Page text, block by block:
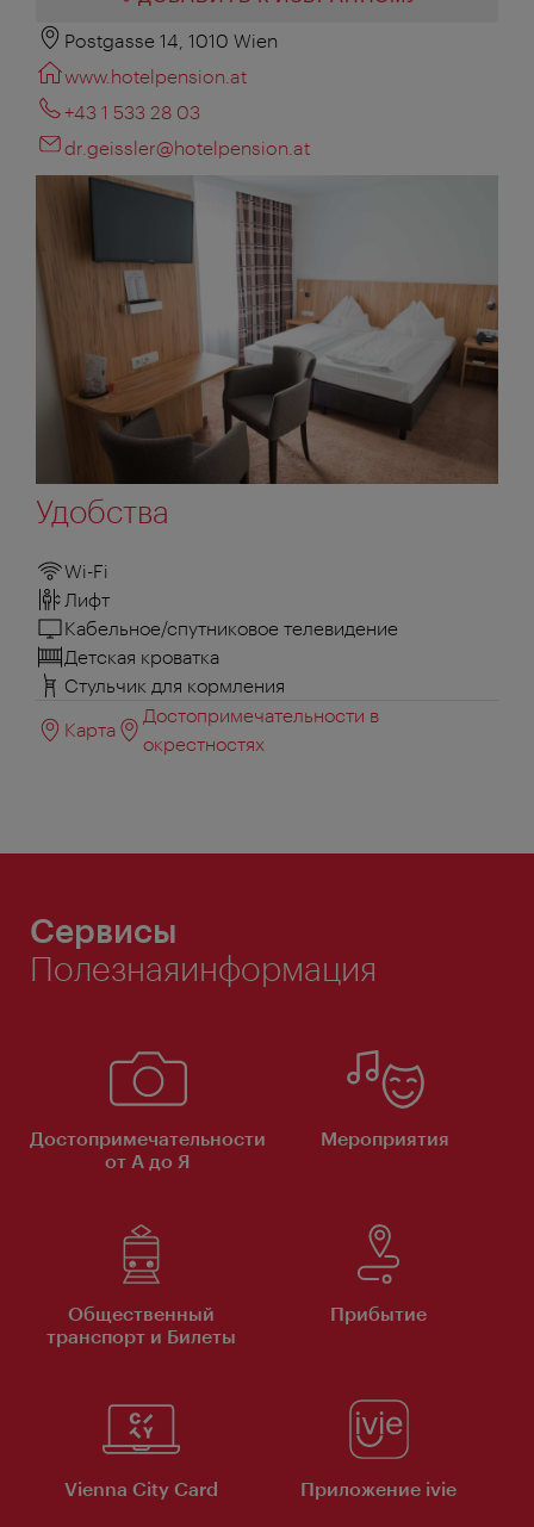
Postgasse 14, 1010 Wien
www.hotelpension.at
+43 1 533 28 03
dr.geissler@hotelpension.at
Удобства
Wi-Fi
Лифт
Кабельное/спутниковое телевидение
Детская кроватка
Стульчик для кормления
Карта
Достопримечательности в
окрестностях
Сервисы
Полезнаяинформация
Достопримечательности
от А до Я
Мероприятия
Общественный
транспорт и Билеты
Прибытие
Vienna City Card Приложение ivie